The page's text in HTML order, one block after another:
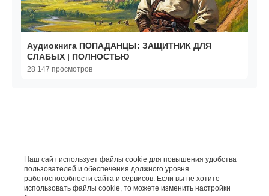
Аудиокнига ПОПАДАНЦЫ: ЗАЩИТНИК ДЛЯ
СЛАБЫХ | ПОЛНОСТЬЮ
28 147 просмотров
Наш сайт использует файлы cookie для повышения удобства
пользователей и обеспечения должного уровня
работоспособности сайта и сервисов. Если вы не хотите
использовать файлы cookie, то можете изменить настройки